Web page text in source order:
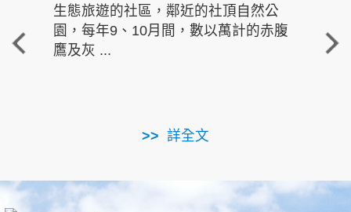
生態旅遊的社區，鄰近的社頂自然公
園，每年9、10月間，數以萬計的赤腹
鷹及灰 ...
詳全文
重
走進